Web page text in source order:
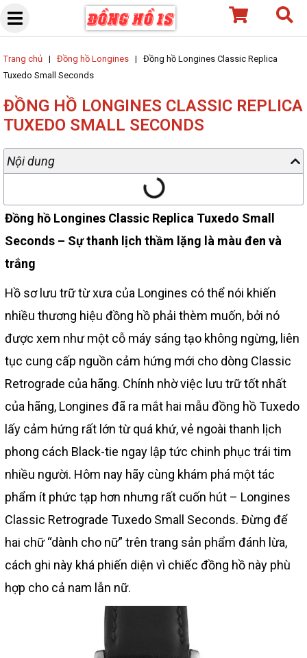
Skip
Trang chủ | Đồng hồ Longines | Đồng hồ Longines Classic Replica
Tuxedo Small Seconds
ĐỒNG HỒ LONGINES CLASSIC REPLICA
TUXEDO SMALL SECONDS
Nội dung
Đồng hồ Longines Classic Replica Tuxedo Small
Seconds – Sự thanh lịch thầm lặng là màu đen và
trắng
Hồ sơ lưu trữ từ xưa của Longines có thể nói khiến
nhiều thương hiệu đồng hồ phải thèm muốn, bởi nó
được xem như một cỗ máy sáng tạo không ngừng, liên
tục cung cấp nguồn cảm hứng mới cho dòng Classic
Retrograde của hãng. Chính nhờ việc lưu trữ tốt nhất
của hãng, Longines đã ra mắt hai mẫu đồng hồ Tuxedo
lấy cảm hứng rất lớn từ quá khứ, vẻ ngoài thanh lịch
phong cách Black-tie ngay lập tức chinh phục trái tim
nhiều người. Hôm nay hãy cùng khám phá một tác
phẩm ít phức tạp hơn nhưng rất cuốn hút – Longines
Classic Retrograde Tuxedo Small Seconds. Đừng để
hai chữ “dành cho nữ” trên trang sản phẩm đánh lừa,
cách ghi này khá phiến diện vì chiếc đồng hồ này phù
hợp cho cả nam lẫn nữ.